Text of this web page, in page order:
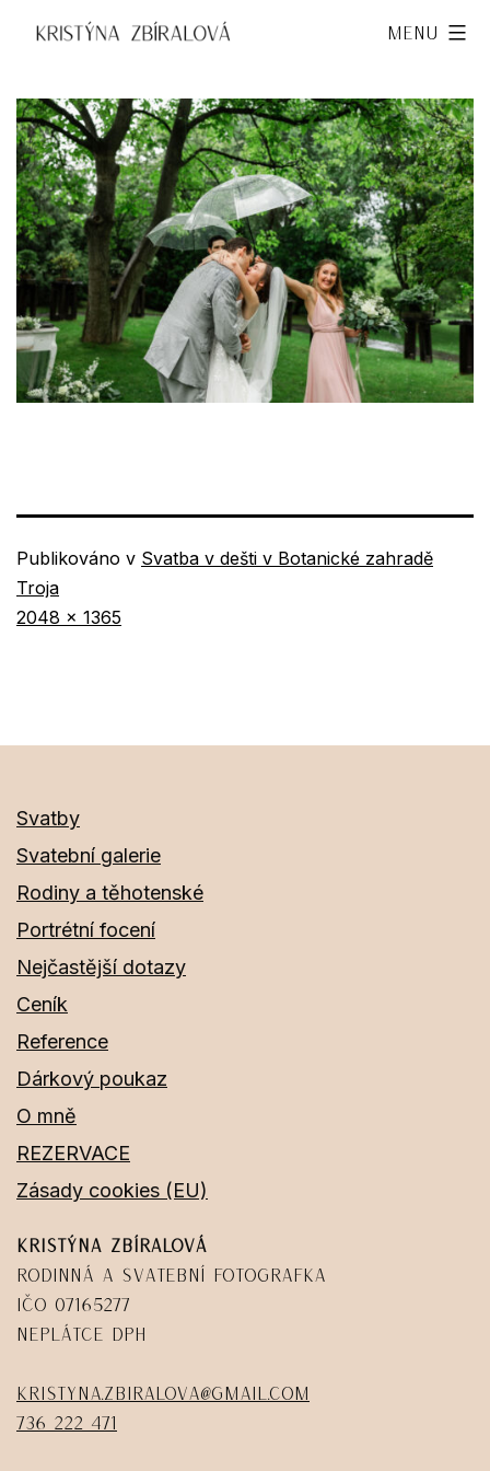
obsahu
Kristýna
Menu
Publikováno v Svatba v dešti v Botanické zahradě
Troja
Původní
2048 × 1365
Svatby
Svatební galerie
Rodiny a těhotenské
Portrétní focení
Nejčastější dotazy
Ceník
Reference
Dárkový poukaz
O mně
REZERVACE
Zásady cookies (EU)
Kristýna Zbíralová
Rodinná a svatební fotografka
IČO 07165277
Neplátce DPH
kristyna.zbiralova@gmail.com
736 222 471